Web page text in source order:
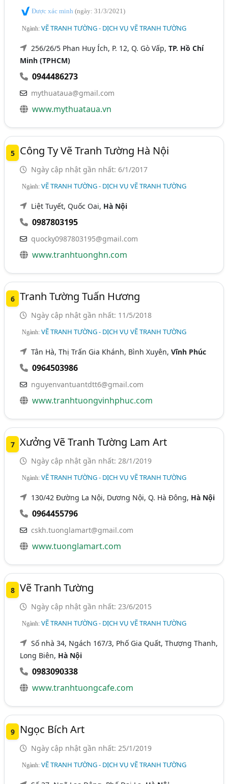
Được xác minh(ngày: 31/3/2021)
Ngành:VẼ TRANH TƯỜNG - DỊCH VỤ VẼ TRANH TƯỜNG
256/26/5 Phan Huy Ích, P. 12, Q. Gò Vấp,TP. Hồ Chí
Minh (TPHCM)
0944486273
mythuataua@gmail.com
www.mythuataua.vn
5 Công Ty Vẽ Tranh Tường Hà Nội
Ngày cập nhật gần nhất: 6/1/2017
Ngành:VẼ TRANH TƯỜNG - DỊCH VỤ VẼ TRANH TƯỜNG
Liệt Tuyết, Quốc Oai, Hà Nội
0987803195
quocky0987803195@gmail.com
www.tranhtuonghn.com
6 Tranh Tường Tuấn Hương
Ngày cập nhật gần nhất: 11/5/2018
Ngành:VẼ TRANH TƯỜNG - DỊCH VỤ VẼ TRANH TƯỜNG
Tân Hà, Thị Trấn Gia Khánh, Bình Xuyên,Vĩnh Phúc
0964503986
nguyenvantuantdtt6@gmail.com
www.tranhtuongvinhphuc.com
7 Xưởng Vẽ Tranh Tường Lam Art
Ngày cập nhật gần nhất: 28/1/2019
Ngành:VẼ TRANH TƯỜNG - DỊCH VỤ VẼ TRANH TƯỜNG
130/42 Đường La Nội, Dương Nội, Q. Hà Đông, Hà Nội
0964455796
cskh.tuonglamart@gmail.com
www.tuonglamart.com
8 Vẽ Tranh Tường
Ngày cập nhật gần nhất: 23/6/2015
Ngành:VẼ TRANH TƯỜNG - DỊCH VỤ VẼ TRANH TƯỜNG
Số nhà 34, Ngách 167/3, Phố Gia Quất, Thượng Thanh,
Long Biên, Hà Nội
0983090338
www.tranhtuongcafe.com
9 Ngọc Bích Art
Ngày cập nhật gần nhất: 25/1/2019
Ngành:VẼ TRANH TƯỜNG - DỊCH VỤ VẼ TRANH TƯỜNG